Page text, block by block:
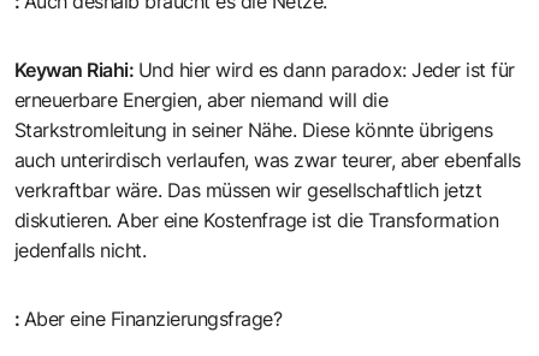
Keywan Riahi: Und hier wird es dann paradox: Jeder ist für
erneuerbare Energien, aber niemand will die
Starkstromleitung in seiner Nähe. Diese könnte übrigens
auch unterirdisch verlaufen, was zwar teurer, aber ebenfalls
verkraftbar wäre. Das müssen wir gesellschaftlich jetzt
diskutieren. Aber eine Kostenfrage ist die Transformation
jedenfalls nicht.
: Aber eine Finanzierungsfrage?